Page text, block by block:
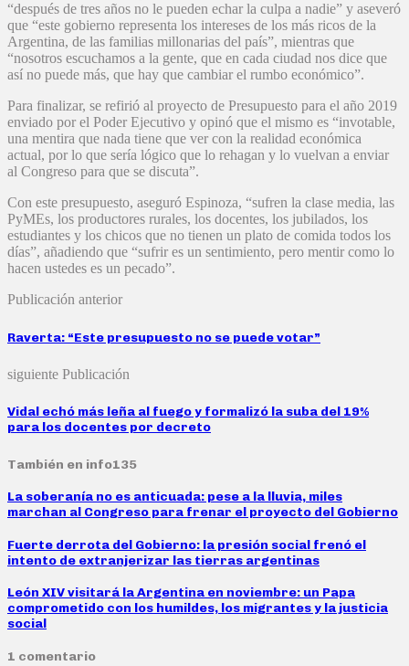
“después de tres años no le pueden echar la culpa a nadie” y aseveró
que “este gobierno representa los intereses de los más ricos de la
Argentina, de las familias millonarias del país”, mientras que
“nosotros escuchamos a la gente, que en cada ciudad nos dice que
así no puede más, que hay que cambiar el rumbo económico”.
Para finalizar, se refirió al proyecto de Presupuesto para el año 2019
enviado por el Poder Ejecutivo y opinó que el mismo es “invotable,
una mentira que nada tiene que ver con la realidad económica
actual, por lo que sería lógico que lo rehagan y lo vuelvan a enviar
al Congreso para que se discuta”.
Con este presupuesto, aseguró Espinoza, “sufren la clase media, las
PyMEs, los productores rurales, los docentes, los jubilados, los
estudiantes y los chicos que no tienen un plato de comida todos los
días”, añadiendo que “sufrir es un sentimiento, pero mentir como lo
hacen ustedes es un pecado”.
Publicación anterior
Raverta: “Este presupuesto no se puede votar”
siguiente Publicación
Vidal echó más leña al fuego y formalizó la suba del 19%
para los docentes por decreto
También en info135
La soberanía no es anticuada: pese a la lluvia, miles
marchan al Congreso para frenar el proyecto del Gobierno
Fuerte derrota del Gobierno: la presión social frenó el
intento de extranjerizar las tierras argentinas
León XIV visitará la Argentina en noviembre: un Papa
comprometido con los humildes, los migrantes y la justicia
social
1 comentario